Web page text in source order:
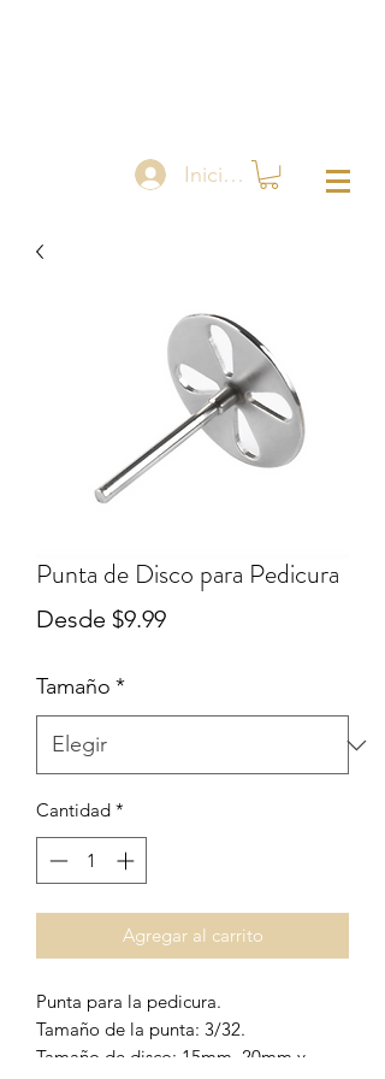
Iniciar sesión
Punta de Disco para Pedicura
Desde $9.99Precio
Tamaño *
Cantidad *
Agregar al carrito
Punta para la pedicura.
Tamaño de la punta: 3/32.
Tamaño de disco: 15mm, 20mm y